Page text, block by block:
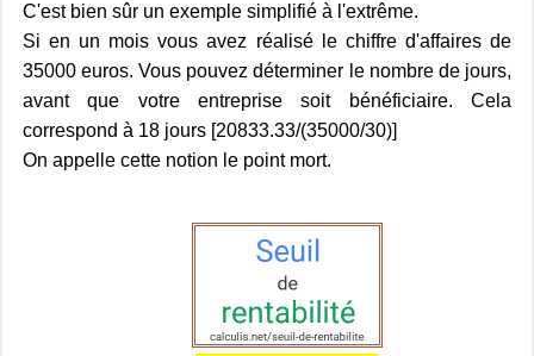
C'est bien sûr un exemple simplifié à l'extrême.
Si en un mois vous avez réalisé le chiffre d'affaires de
35000 euros. Vous pouvez déterminer le nombre de jours,
avant que votre entreprise soit bénéficiaire. Cela
correspond à 18 jours [20833.33/(35000/30)]
On appelle cette notion le point mort.